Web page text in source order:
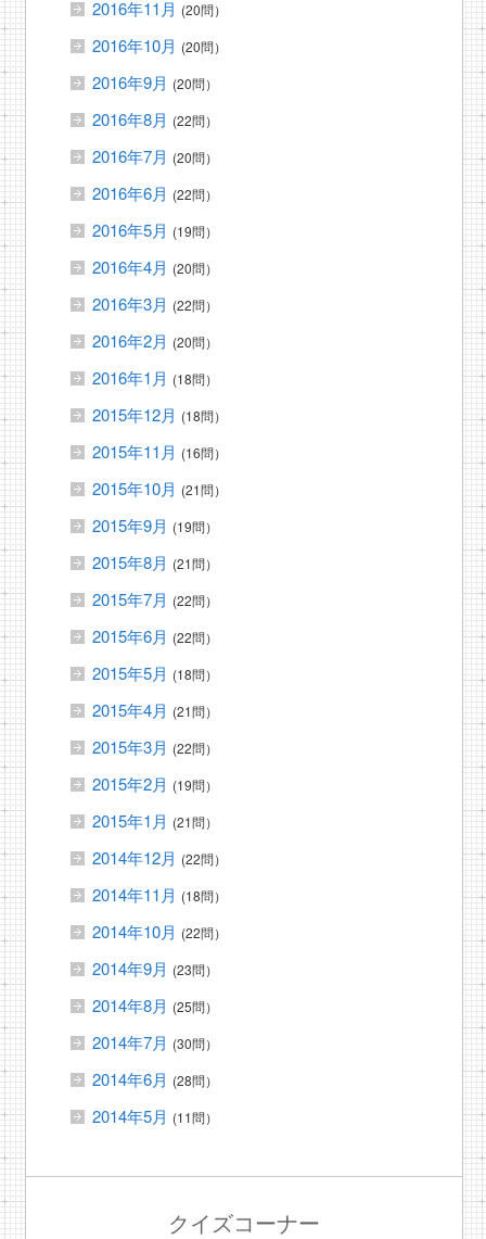
2016年11月 (20問）
2016年10月 (20問）
2016年9月 (20問）
2016年8月 (22問）
2016年7月 (20問）
2016年6月 (22問）
2016年5月 (19問）
2016年4月 (20問）
2016年3月 (22問）
2016年2月 (20問）
2016年1月 (18問）
2015年12月 (18問）
2015年11月 (16問）
2015年10月 (21問）
2015年9月 (19問）
2015年8月 (21問）
2015年7月 (22問）
2015年6月 (22問）
2015年5月 (18問）
2015年4月 (21問）
2015年3月 (22問）
2015年2月 (19問）
2015年1月 (21問）
2014年12月 (22問）
2014年11月 (18問）
2014年10月 (22問）
2014年9月 (23問）
2014年8月 (25問）
2014年7月 (30問）
2014年6月 (28問）
2014年5月 (11問）
クイズコーナー